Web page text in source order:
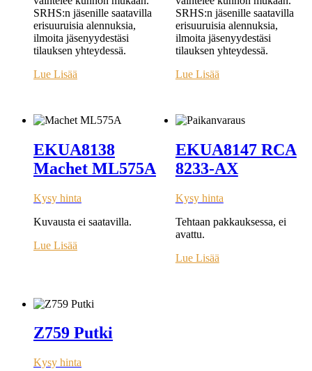
SRHS:n jäsenille saatavilla
erisuuruisia alennuksia,
ilmoita jäsenyydestäsi
tilauksen yhteydessä.
Lue Lisää
SRHS:n jäsenille saatavilla
erisuuruisia alennuksia,
ilmoita jäsenyydestäsi
tilauksen yhteydessä.
Lue Lisää
EKUA8138
Machet ML575A
Kysy hinta
Kuvausta ei saatavilla.
Lue Lisää
EKUA8147 RCA
8233-AX
Kysy hinta
Tehtaan pakkauksessa, ei
avattu.
Lue Lisää
Z759 Putki
Kysy hinta